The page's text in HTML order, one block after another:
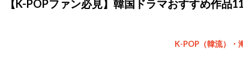
【K-POPファン必見】韓国ドラマおすすめ作品
K-POP（韓流）・